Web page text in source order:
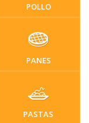
POLLO
PANES
PASTAS